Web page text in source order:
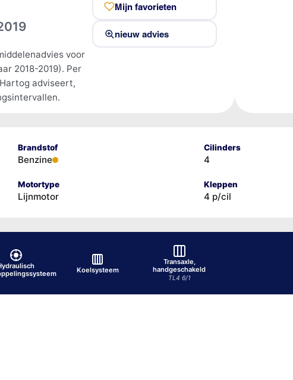
voor
2018-2019). Per
adviseert,
Mijn favorieten
nieuw advies
Brandstof
Benzine
Cilinders
4
Motortype
Lijnmotor
Kleppen
4 p/cil
Koelsysteem
Transaxle,
handgeschakeld
TL4 6/1